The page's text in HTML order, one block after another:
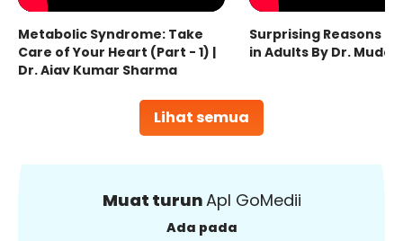
Lihat semua
Metabolic Syndrome: Take
Care of Your Heart (Part - 1) |
Dr. Ajay Kumar Sharma
Surprising Reasons
in Adults By Dr.
Muat turunApl GoMedii
Ada pada